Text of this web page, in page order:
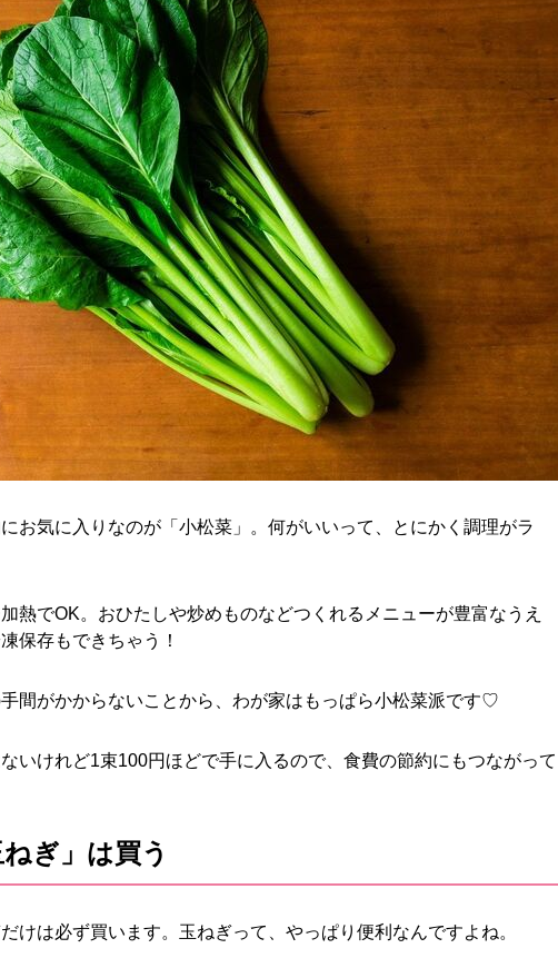
お気に入りなのが「小松菜」。何がいいって、とにかく調理がラ
熱でOK。おひたしや炒めものなどつくれるメニューが豊富なうえ
保存もできちゃう！
間がかからないことから、わが家はもっぱら小松菜派です♡
いけれど1束100円ほどで手に入るので、食費の節約にもつながって
ぎ」は買う
けは必ず買います。玉ねぎって、やっぱり便利なんですよね。